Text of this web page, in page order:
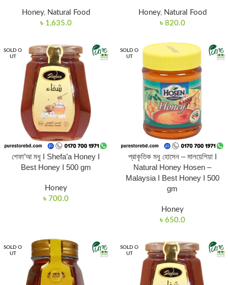
Honey, Natural Food
৳ 1,635.0
Honey, Natural Food
৳ 820.0
SOLD O
UT
শেফা’আ মধু I Shefa’a Honey I
Best Honey I 500 gm
Honey
৳ 700.0
SOLD O
UT
প্রাকৃতিক মধু হোসেন – মালয়েশিয়া I
Natural Honey Hosen –
Malaysia I Best Honey I 500
gm
Honey
৳ 650.0
SOLD O
UT
SOLD O
UT